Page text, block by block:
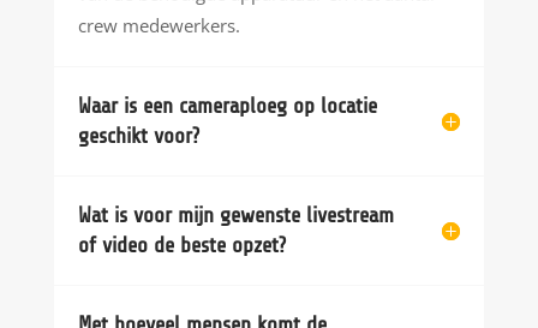
crew medewerkers.
Waar is een cameraploeg op locatie
geschikt voor?
Wat is voor mijn gewenste livestream
of video de beste opzet?